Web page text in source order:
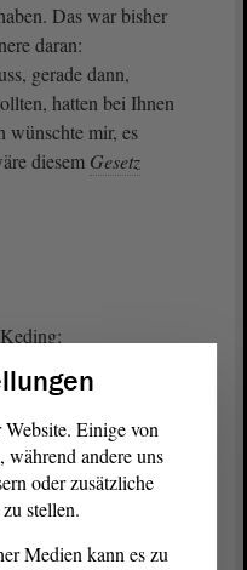
Das war bisher
daran:
gerade dann,
hatten bei Ihnen
wünschte mir, es
diesem Gesetz
von Herrn
Einige von
andere uns
oder zusätzliche
stellen.
Medien kann es zu